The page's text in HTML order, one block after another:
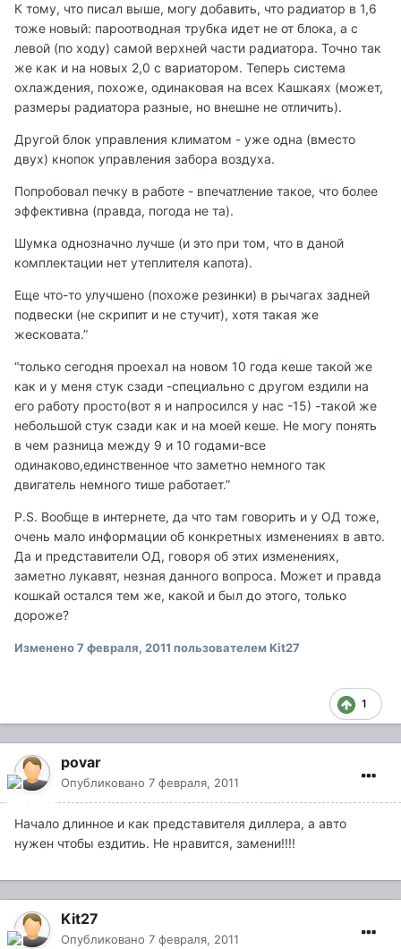
К тому, что писал выше, могу добавить, что радиатор в 1,6
тоже новый: пароотводная трубка идет не от блока, а с
левой (по ходу) самой верхней части радиатора. Точно так
же как и на новых 2,0 с вариатором. Теперь система
охлаждения, похоже, одинаковая на всех Кашкаях (может,
размеры радиатора разные, но внешне не отличить).
Другой блок управления климатом - уже одна (вместо
двух) кнопок управления забора воздуха.
Попробовал печку в работе - впечатление такое, что более
эффективна (правда, погода не та).
Шумка однозначно лучше (и это при том, что в даной
комплектации нет утеплителя капота).
Еще что-то улучшено (похоже резинки) в рычагах задней
подвески (не скрипит и не стучит), хотя такая же
жесковата.”
“только сегодня проехал на новом 10 года кеше такой же
как и у меня стук сзади -специально с другом ездили на
его работу просто(вот я и напросился у нас -15) -такой же
небольшой стук сзади как и на моей кеше. Не могу понять
в чем разница между 9 и 10 годами-все
одинаково,единственное что заметно немного так
двигатель немного тише работает.”
P.S. Вообще в интернете, да что там говорить и у ОД тоже,
очень мало информации об конкретных изменениях в авто.
Да и представители ОД, говоря об этих изменениях,
заметно лукавят, незная данного вопроса. Может и правда
кошкай остался тем же, какой и был до этого, только
дороже?
Изменено7 февраля, 2011 пользователем Kit27
1
povar
Опубликовано 7 февраля, 2011
Начало длинное и как представителя диллера, а авто
нужен чтобы ездитиь. Не нравится, замени!!!!
Kit27
Опубликовано 7 февраля, 2011